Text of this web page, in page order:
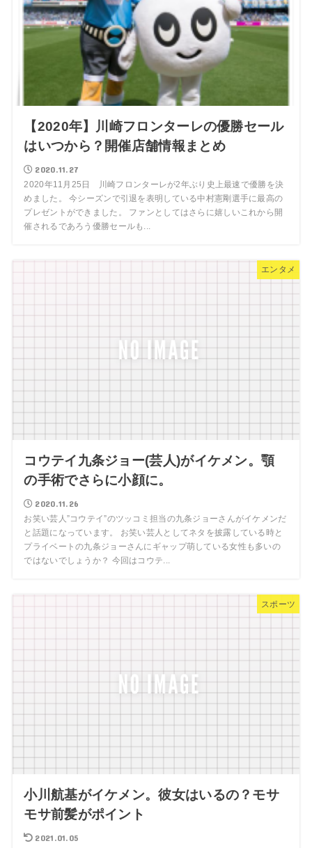
【2020年】川崎フロンターレの優勝セール
はいつから？開催店舗情報まとめ
2020.11.27
2020年11月25日 川崎フロンターレが2年ぶり史上最速で優勝を決
めました。 今シーズンで引退を表明している中村憲剛選手に最高の
プレゼントができました。 ファンとしてはさらに嬉しいこれから開
催されるであろう優勝セールも...
エンタメ
コウテイ九条ジョー(芸人)がイケメン。顎
の手術でさらに小顔に。
2020.11.26
お笑い芸人”コウテイ”のツッコミ担当の九条ジョーさんがイケメンだ
と話題になっています。 お笑い芸人としてネタを披露している時と
プライベートの九条ジョーさんにギャップ萌している女性も多いの
ではないでしょうか？ 今回はコウテ...
スポーツ
小川航基がイケメン。彼女はいるの？モサ
モサ前髪がポイント
2021.01.05